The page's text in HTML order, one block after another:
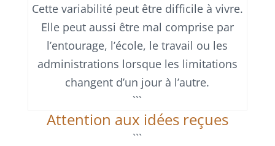
Cette variabilité peut être difficile à vivre.
Elle peut aussi être mal comprise par
l’entourage, l’école, le travail ou les
administrations lorsque les limitations
changent d’un jour à l’autre.
```
Attention aux idées reçues
```